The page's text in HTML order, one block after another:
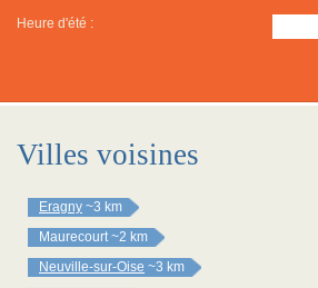
Heure d'été :
Villes voisines
Eragny ~3 km
Maurecourt ~2 km
Neuville-sur-Oise ~3 km